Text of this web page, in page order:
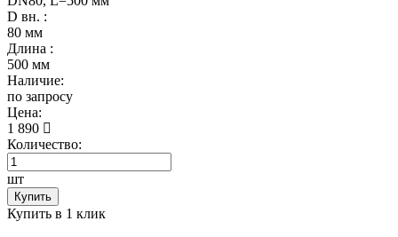
D вн. :
80 мм
Длина :
500 мм
Наличие:
по запросу
Цена:
1 890
Количество:
шт
Купить
Купить в 1 клик